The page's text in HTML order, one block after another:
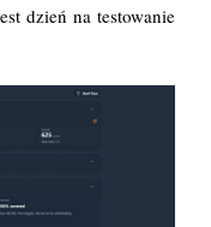
dzień na testowanie